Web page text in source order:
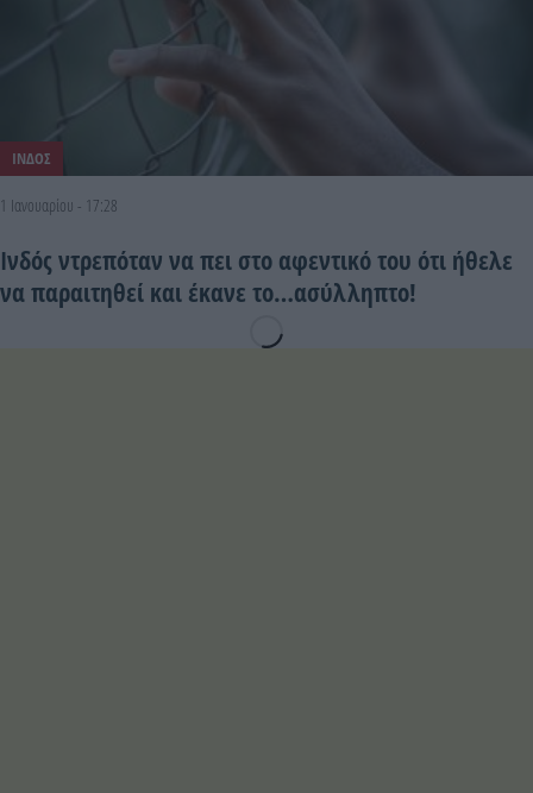
ΙΝΔΟΣ
1 Ιανουαρίου - 17:28
Ινδός ντρεπόταν να πει στο αφεντικό του ότι ήθελε
να παραιτηθεί και έκανε το…ασύλληπτο!